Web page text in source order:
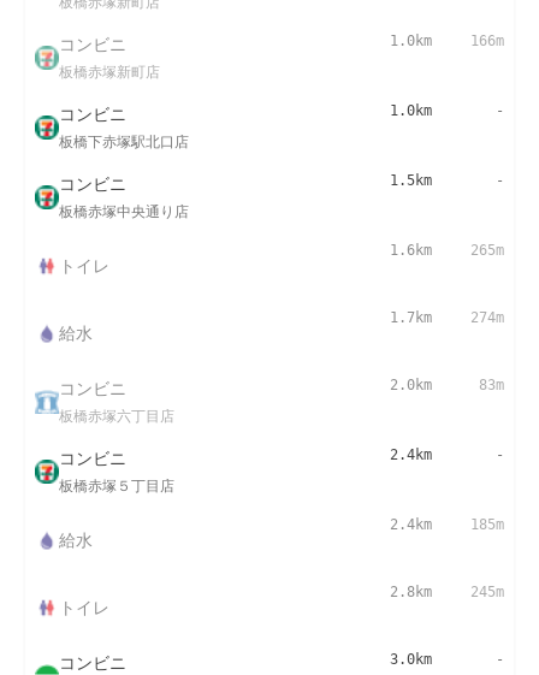
コンビニ
板橋赤塚新町店
1.0km 166m
コンビニ
板橋下赤塚駅北口店
1.0km -
コンビニ
板橋赤塚中央通り店
1.5km -
トイレ
1.6km 265m
給水
1.7km 274m
コンビニ
板橋赤塚六丁目店
2.0km 83m
コンビニ
板橋赤塚５丁目店
2.4km -
給水
2.4km 185m
トイレ
2.8km 245m
コンビニ 3.0km -